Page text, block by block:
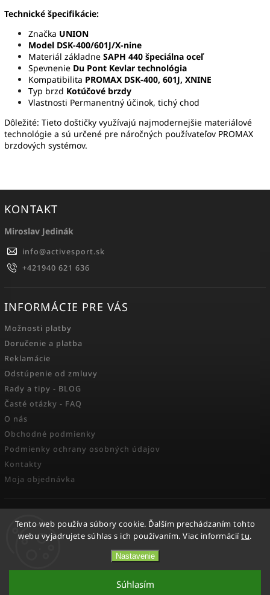
Tento web používa súbory cookie. Ďalším prechádzaním tohto
webu vyjadrujete súhlas s ich používaním. Viac informáciítu.
Nastavenie
Súhlasím
Technické špecifikácie:
Značka UNION
Model DSK-400/601J/X-nine
Materiál základne SAPH 440 špeciálna oceľ
Spevnenie Du Pont Kevlar technológia
Kompatibilita PROMAX DSK-400, 601J, XNINE
Typ brzd Kotúčové brzdy
Vlastnosti Permanentný účinok, tichý chod
Dôležité: Tieto doštičky využívajú najmodernejšie materiálové
technológie a sú určené pre náročných používateľov PROMAX
brzdových systémov.
KONTAKT
Miroslav Jedinák
info@activesport.sk
+421940 621 636
INFORMÁCIE PRE VÁS
Možnosti platby
Doručenie a platba
Reklamácie
Odstúpenie od zmluvy
Rady a tipy - BLOG
Časté otázky - FAQ
O nás
Obchodné podmienky
Podmienky ochrany osobných údajov
Kontakty
Moja objednávka
FACEBOOK
Copyright 2026Activesport. Všetky práva vyhradené.
Shoptet| Design